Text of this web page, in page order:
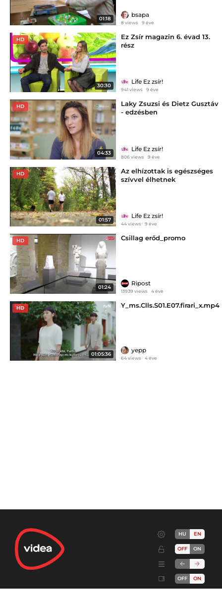
01:18
bsapa
8 views 9 éve
HD
30:30
Ez Zsír magazin 6. évad 13.
rész
Life Ez zsír!
941 views 9 éve
HD
04:33
Laky Zsuzsi és Dietz Gusztáv
- edzésben
Life Ez zsír!
806 views 9 éve
HD
01:57
Az elhízottak is egészséges
szívvel élhetnek
Life Ez zsír!
44 views 9 éve
HD
01:24
Csillag erőd_promo
Ripost
13939 views 4 éve
HD
01:05:36
Y_ms.Clls.S01.E07.firari_x.mp4
yepp
64 views 4 éve
HU EN
OFF ON
OFF ON